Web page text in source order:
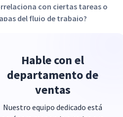
con ciertas tareas o
del flujo de trabajo?
trabajo clave?
¿Podrían los empleados estar
las aprobaciones, los
Hable con el
departamento de
ventas
Nuestro equipo dedicado está